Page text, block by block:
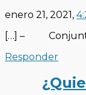
enero 21, 2021,
[…] –
Responder